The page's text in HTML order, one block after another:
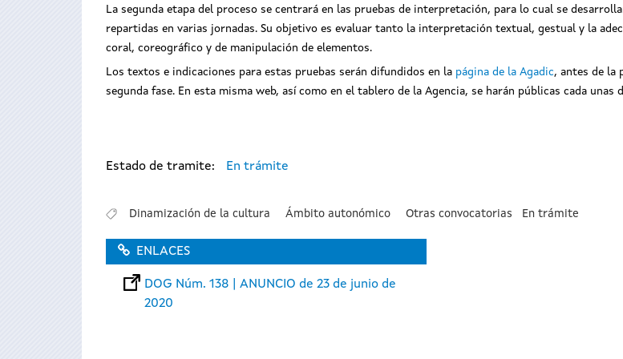
La segunda etapa del proceso se centrará en las pruebas de interpretación, para lo cual se
repartidas en varias jornadas. Su objetivo es evaluar tanto la interpretación textual, gestual y la
coral, coreográfico y de manipulación de elementos.
Los textos e indicaciones para estas pruebas serán difundidos en la página de la Agadic, antes de la
segunda fase. En esta misma web, así como en el tablero de la Agencia, se harán públicas cada unas
Estado de tramite: En trámite
Dinamización de la cultura Ámbito autonómico Otras convocatorias En trámite
ENLACES
DOG Núm. 138 | ANUNCIO de 23 de junio de
2020